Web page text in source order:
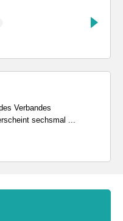
Verbandes
sechsmal ...